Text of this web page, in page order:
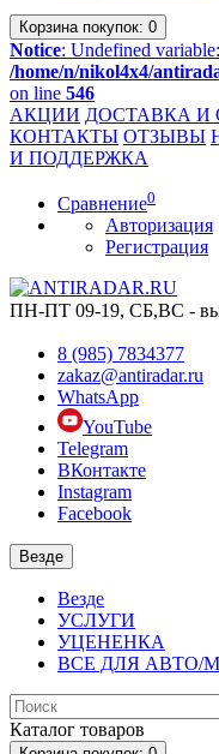
Корзинапокупок: 0
Notice: Undefined
/home/n/nikol4x4/
on line 546
АКЦИИ ДОСТАВКА И
КОНТАКТЫ ОТЗЫВЫ
И ПОДДЕРЖКА
Сравнение0
Авторизация
Регистрация
ПН-ПТ 09-19, СБ,ВС -
8 (985) 7834377
zakaz@antiradar.ru
WhatsApp
YouTube
Telegram
ВКонтакте
Instagram
Facebook
Везде
Везде
УСЛУГИ
УЦЕНЕНКА
ВСЕ ДЛЯ АВТО/
Каталог товаров